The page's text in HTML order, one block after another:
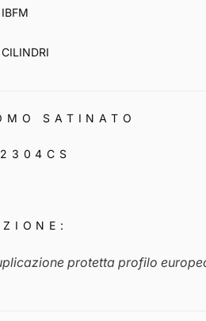
IBFM
CILINDRI
SATINATO
protetta profilo